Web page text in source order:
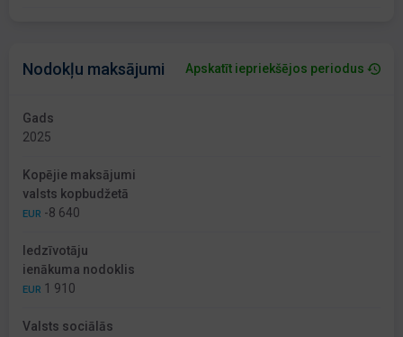
Nodokļu maksājumi Apskatīt iepriekšējos periodus
Gads
2025
Kopējie maksājumi
valsts kopbudžetā
EUR -8 640
Iedzīvotāju
ienākuma nodoklis
EUR 1 910
Valsts sociālās